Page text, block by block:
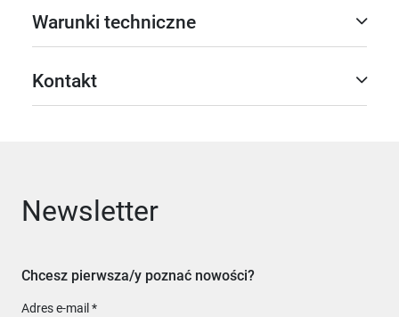
Warunki techniczne
Kontakt
Newsletter
Chcesz pierwsza/y poznać nowości?
Adres e-mail